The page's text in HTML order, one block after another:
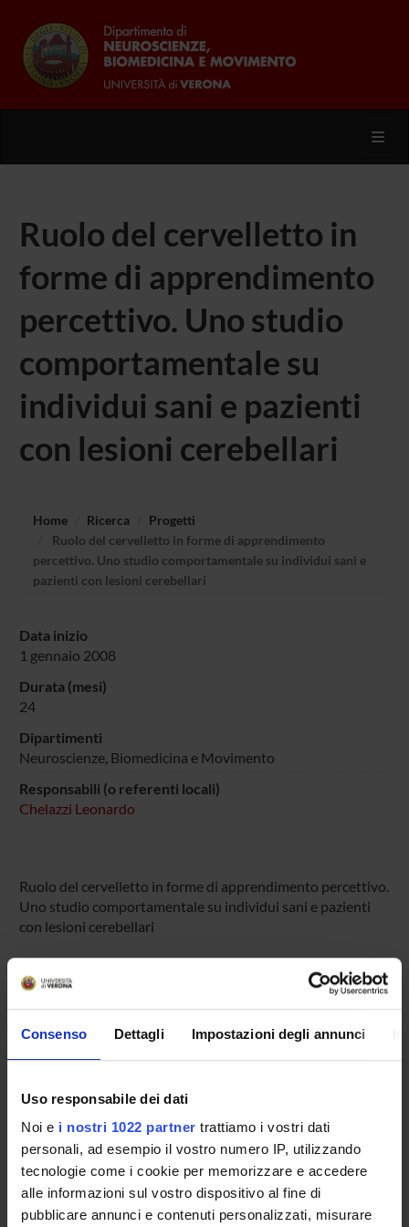
Consenso Dettagli Impostazioni degli annunci
Uso responsabile dei dati
Noi e i nostri 1022 partner trattiamo i vostri dati
personali, ad esempio il vostro numero IP, utilizzando
tecnologie come i cookie per memorizzare e accedere
alle informazioni sul vostro dispositivo al fine di
pubblicare annunci e contenuti personalizzati, misurare
Ruolo del cervelletto in
forme di apprendimento
percettivo. Uno studio
comportamentale su
individui sani e pazienti
con lesioni cerebellari
Home Ricerca
Progetti
Ruolo del cervelletto in forme di apprendimento
percettivo. Uno studio comportamentale su individui sani e
pazienti con lesioni cerebellari
Data inizio
1 gennaio 2008
Durata (mesi)
24
Dipartimenti
Neuroscienze, Biomedicina e Movimento
Responsabili (o referenti locali)
Chelazzi Leonardo
Ruolo del cervelletto in forme di apprendimento percettivo.
Uno studio comportamentale su individui sani e pazienti
con lesioni cerebellari
PARTECIPANTI AL PROGETTO
Professore ordinario
Antonio Fiaschi
Ashkan Golzar
Michele Tinazzi
Professore ordinario